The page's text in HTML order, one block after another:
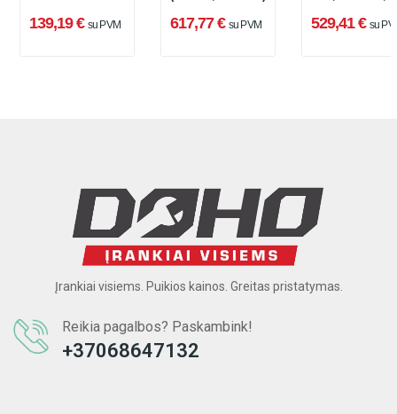
139,19 € su PVM 617,77 € su PVM
kartoninėje
529,41 € su
Įrankiai visiems. Puikios kainos. Greitas pristatymas.
Reikia pagalbos? Paskambink!
+37068647132